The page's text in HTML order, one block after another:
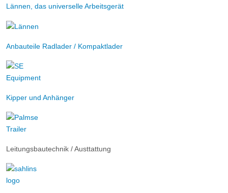
Lännen, das universelle Arbeitsgerät
Anbauteile Radlader / Kompaktlader
Kipper und Anhänger
Leitungsbautechnik / Austtattung